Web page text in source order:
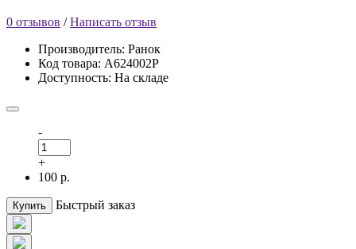
0 отзывов /Написать отзыв
Производитель: Ранок
Код товара: А624002Р
Доступность: На складе
-
+
100 р.
Купить Быстрый заказ